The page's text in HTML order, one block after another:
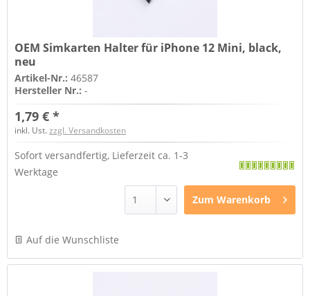
OEM Simkarten Halter für iPhone 12 Mini, black,
neu
Artikel-Nr.:46587
Hersteller Nr.:-
1,79 € *
inkl. Ust.zzgl. Versandkosten
Sofort versandfertig, Lieferzeit ca. 1-3
Werktage
Zum Warenkorb
Auf die Wunschliste